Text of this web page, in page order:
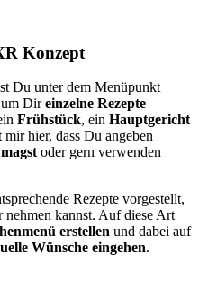
Konzept
Du unter dem Menüpunkt
um Direinzelne Rezepte
Frühstück, ein Hauptgericht
hier, dass Du angeben
oder gern verwenden
Rezepte vorgestellt,
kannst. Auf diese Art
erstellen und dabei auf
Wünsche eingehen.